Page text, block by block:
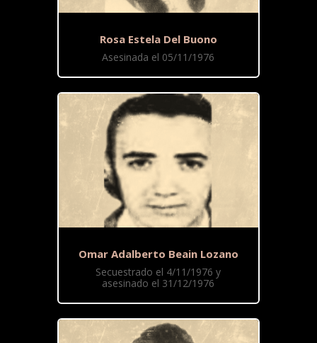
Rosa Estela Del Buono
Asesinada el 05/11/1976
Omar Adalberto Beain Lozano
Secuestrado el 4/11/1976 y
asesinado el 31/12/1976